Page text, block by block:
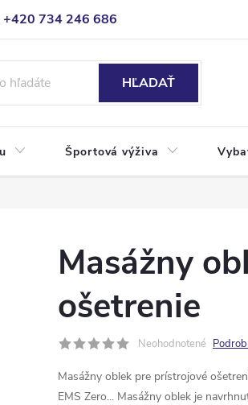
+420 734 246 686
HĽADAŤ
Športová výživa
Masážny
ošetrenie
Neohodnotené
Masážny oblek pre prístrojové
EMS Zero... Masážny oblek je